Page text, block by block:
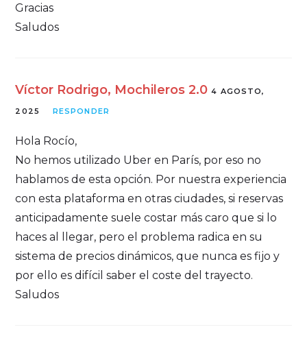
Gracias
Saludos
Víctor Rodrigo, Mochileros 2.0 4 AGOSTO,
2025 RESPONDER
Hola Rocío,
No hemos utilizado Uber en París, por eso no
hablamos de esta opción. Por nuestra experiencia
con esta plataforma en otras ciudades, si reservas
anticipadamente suele costar más caro que si lo
haces al llegar, pero el problema radica en su
sistema de precios dinámicos, que nunca es fijo y
por ello es difícil saber el coste del trayecto.
Saludos